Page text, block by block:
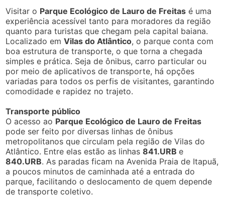
Visitar o Parque Ecológico de Lauro de Freitas é uma
experiência acessível tanto para moradores da região
quanto para turistas que chegam pela capital baiana.
Localizado emVilas do Atlântico, o parque conta com
boa estrutura de transporte, o que torna a chegada
simples e prática. Seja de ônibus, carro particular ou
por meio de aplicativos de transporte, há opções
variadas para todos os perfis de visitantes, garantindo
comodidade e rapidez no trajeto.
Transporte público
O acesso ao Parque Ecológico de Lauro de Freitas
pode ser feito por diversas linhas de ônibus
metropolitanos que circulam pela região de Vilas do
Atlântico. Entre elas estão as linhas841.URBe
840.URB. As paradas ficam na Avenida Praia de Itapuã,
a poucos minutos de caminhada até a entrada do
parque, facilitando o deslocamento de quem depende
de transporte coletivo.